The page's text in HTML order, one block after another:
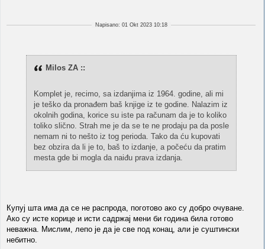
Napisano: 01 Okt 2023 10:18
Milos ZA ::
Komplet je, recimo, sa izdanjima iz 1964. godine, ali mi
je teško da pronađem baš knjige iz te godine. Nalazim iz
okolnih godina, korice su iste pa računam da je to koliko
toliko slično. Strah me je da se te ne prodaju pa da posle
nemam ni to nešto iz tog perioda. Tako da ću kupovati
bez obzira da li je to, baš to izdanje, a počeću da pratim
mesta gde bi mogla da naiđu prava izdanja.
Купуј шта има да се не распрода, поготово ако су добро очуване.
Ако су исте корице и исти садржај мени би година била готово
неважна. Мислим, лепо је да је све под конац, али је суштински
небитно.